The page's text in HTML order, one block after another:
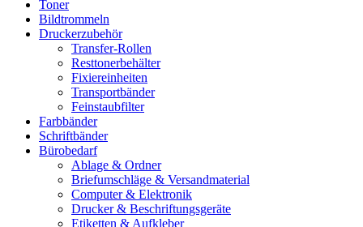
Toner
Bildtrommeln
Druckerzubehör
Transfer-Rollen
Resttonerbehälter
Fixiereinheiten
Transportbänder
Feinstaubfilter
Farbbänder
Schriftbänder
Bürobedarf
Ablage & Ordner
Briefumschläge & Versandmaterial
Computer & Elektronik
Drucker & Beschriftungsgeräte
Etiketten & Aufkleber